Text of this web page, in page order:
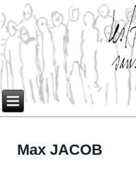
Max JACOB